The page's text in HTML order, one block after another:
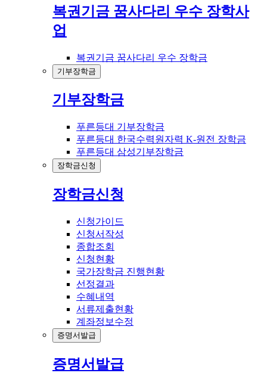
복권기금 꿈사다리 우수 장학사
업
복권기금 꿈사다리 우수 장학금
기부장학금
기부장학금
푸른등대 기부장학금
푸른등대 한국수력원자력 K-원전 장학금
푸른등대 삼성기부장학금
장학금신청
장학금신청
신청가이드
신청서작성
종합조회
신청현황
국가장학금 진행현황
선정결과
수혜내역
서류제출현황
계좌정보수정
증명서발급
증명서발급